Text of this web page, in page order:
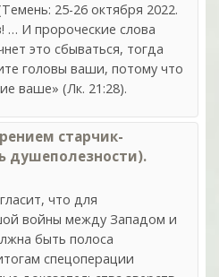
25-26 октября 2022.
… И пророческие слова
это сбываться, тогда
головы ваши, потому что
ваше» (Лк. 21:28).
старчик-
душеполезности).
что для
войны между Западом и
быть полоса
спецоперации